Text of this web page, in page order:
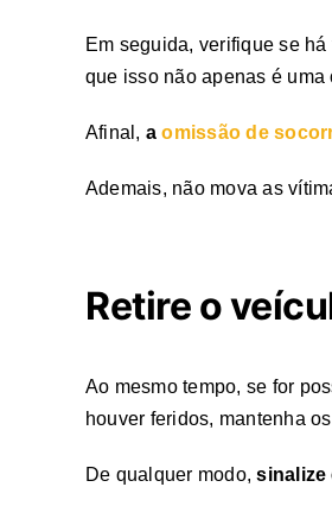
Em seguida, verifique se
que isso não apenas é
Afinal, aomissão de
Ademais, não mova as
Retire o
Ao mesmo tempo, se for
houver feridos, mantenha
De qualquer modo,sinalize